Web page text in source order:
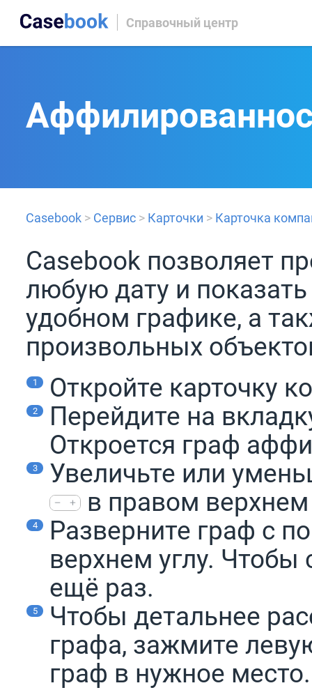
Справочный центр
Casebook > Сервис > Карточки > Карточка
Casebook позволяет
любую дату и
удобном графике, а
произвольных
Откройте карточку
Перейдите на
Откроется граф
Увеличьте или
в правом верхнем
Разверните граф с
верхнем углу. Чтобы
ещё раз.
Чтобы детальнее
графа, зажмите
граф в нужное место.